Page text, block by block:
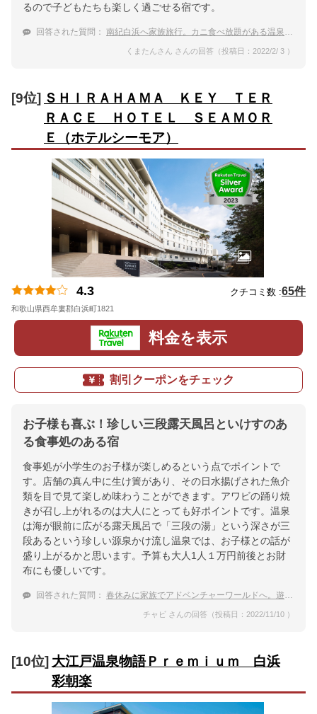
るので子どもたちも楽しく過ごせる宿です。
回答された質問： 南紀白浜へ家族旅行。カニ食べ放題がある温泉宿をおしえて！
くまたんさん さんの回答（投稿日：2022/2/ 3 ）
[9位] ＳＨＩＲＡＨＡＭＡ ＫＥＹ ＴＥＲ
ＲＡＣＥ ＨＯＴＥＬ ＳＥＡＭＯＲ
Ｅ（ホテルシーモア）
4.3 クチコミ数 :65件
和歌山県西牟婁郡白浜町1821
料金を表示
割引クーポンをチェック
お子様も喜ぶ！珍しい三段露天風呂といけすのあ
る食事処のある宿
食事処が小学生のお子様が楽しめるという点でポイントで
す。店舗の真ん中に生け簀があり、その日水揚げされた魚介
類を目で見て楽しめ味わうことができます。アワビの踊り焼
きが召し上がれるのは大人にとっても好ポイントです。温泉
は海が眼前に広がる露天風呂で「三段の湯」という深さが三
段あるという珍しい源泉かけ流し温泉では、お子様との話が
盛り上がるかと思います。予算も大人1人１万円前後とお財
布にも優しいです。
回答された質問： 春休みに家族でアドベンチャーワールドへ。遊んだあとは温泉に入りたい！
チャビ さんの回答（投稿日：2022/11/10 ）
[10位] 大江戸温泉物語Ｐｒｅｍｉｕｍ 白浜
彩朝楽